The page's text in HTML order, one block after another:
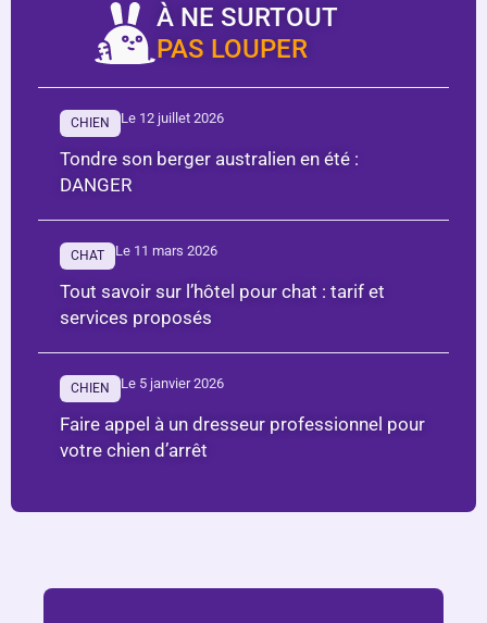
À NE SURTOUT
PAS LOUPER
CHIEN Le 12 juillet 2026
Tondre son berger australien en été :
DANGER
CHAT Le 11 mars 2026
Tout savoir sur l’hôtel pour chat : tarif et
services proposés
CHIEN Le 5 janvier 2026
Faire appel à un dresseur professionnel pour
votre chien d’arrêt